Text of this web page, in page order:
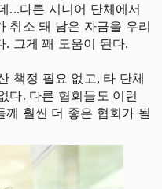
...다른 시니어 단체에서
취소 돼 남은 자금을 우리
. 그게 꽤 도움이 된다.
책정 필요 없고, 타 단체
다. 다른 협회들도 이런
께 훨씬 더 좋은 협회가 될